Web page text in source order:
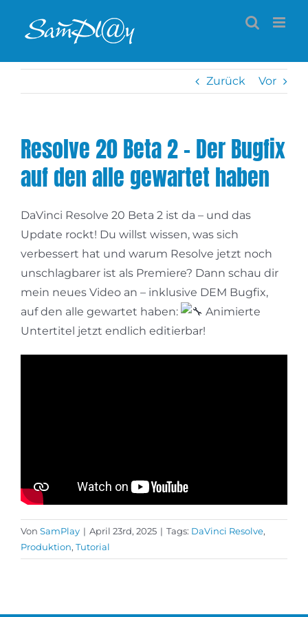
Inhalt
Zurück Vor
Resolve 20 Beta 2 – Der Bugfix
auf den alle gewartet haben
DaVinci Resolve 20 Beta 2 ist da – und das
Update rockt! Du willst wissen, was sich
verbessert hat und warum Resolve jetzt noch
unschlagbarer ist als Premiere? Dann schau dir
mein neues Video an – inklusive DEM Bugfix,
auf den alle gewartet haben:
Animierte
Untertitel jetzt endlich editierbar!
Von SamPlay | April 23rd, 2025 | Tags: DaVinci Resolve,
Produktion, Tutorial